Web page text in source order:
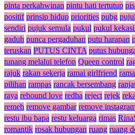
pinta perkahwinan pintu hati tertutup
positif prinsip hidup priorities pubg
sendiri pujuk semula pukul pukul
gaduh punca pergaduhan putu harapan
teruskan PUTUS CINTA putus
tunang melalui telefon Queen control
rajuk rakan sekerja ramai girlfriend
pilihan rampas rancak bersembang
raya rebound love redha reject rejek
remeh remove gambar remove
restu ibu bapa restu keluarga rimas
romantik rosak hubungan ruang ruang